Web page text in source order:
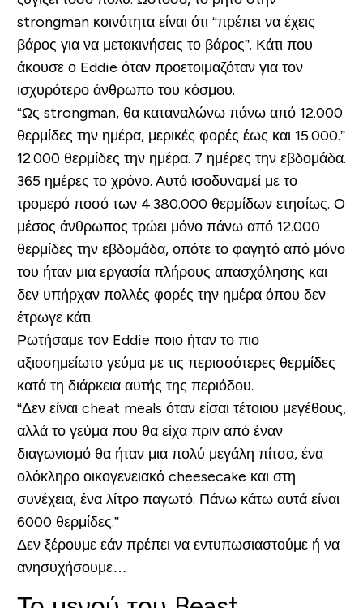
strongman κοινότητα είναι ότι “πρέπει να έχεις
βάρος για να μετακινήσεις το βάρος”. Κάτι που
άκουσε ο Eddie όταν προετοιμαζόταν για τον
ισχυρότερο άνθρωπο του κόσμου.
“Ως strongman, θα καταναλώνω πάνω από 12.000
θερμίδες την ημέρα, μερικές φορές έως και 15.000.”
12.000 θερμίδες την ημέρα. 7 ημέρες την εβδομάδα.
365 ημέρες το χρόνο. Αυτό ισοδυναμεί με το
τρομερό ποσό των 4.380.000 θερμίδων ετησίως. Ο
μέσος άνθρωπος τρώει μόνο πάνω από 12.000
θερμίδες την εβδομάδα, οπότε το φαγητό από μόνο
του ήταν μια εργασία πλήρους απασχόλησης και
δεν υπήρχαν πολλές φορές την ημέρα όπου δεν
έτρωγε κάτι.
Ρωτήσαμε τον Eddie ποιο ήταν το πιο
αξιοσημείωτο γεύμα με τις περισσότερες θερμίδες
κατά τη διάρκεια αυτής της περιόδου.
“Δεν είναι cheat meals όταν είσαι τέτοιου μεγέθους,
αλλά το γεύμα που θα είχα πριν από έναν
διαγωνισμό θα ήταν μια πολύ μεγάλη πίτσα, ένα
ολόκληρο οικογενειακό cheesecake και στη
συνέχεια, ένα λίτρο παγωτό. Πάνω κάτω αυτά είναι
6000 θερμίδες.”
Δεν ξέρουμε εάν πρέπει να εντυπωσιαστούμε ή να
ανησυχήσουμε…